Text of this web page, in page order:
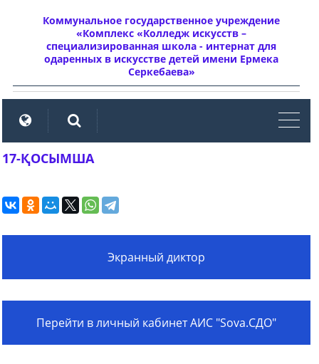
Коммунальное государственное учреждение
«Комплекс «Колледж искусств –
специализированная школа - интернат для
одаренных в искусстве детей имени Ермека
Серкебаева»
17-ҚОСЫМША
Экранный диктор
Перейти в личный кабинет АИС "Sova.СДО"